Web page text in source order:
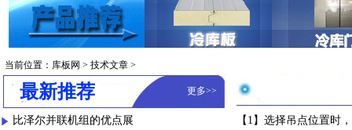
当前位置： 库板网 > 技术文章 >
最新推荐 更多>>
比泽尔并联机组的优点展
【1】选择吊点位置时